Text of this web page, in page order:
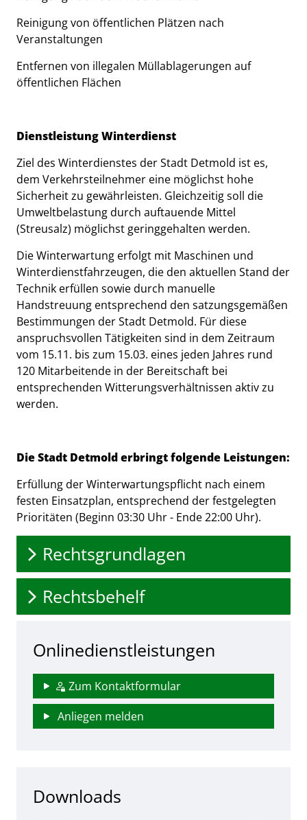
Reinigung von öffentlichen Plätzen nach
Veranstaltungen
Entfernen von illegalen Müllablagerungen auf
öffentlichen Flächen
Dienstleistung Winterdienst
Ziel des Winterdienstes der Stadt Detmold ist es,
dem Verkehrsteilnehmer eine möglichst hohe
Sicherheit zu gewährleisten. Gleichzeitig soll die
Umweltbelastung durch auftauende Mittel
(Streusalz) möglichst geringgehalten werden.
Die Winterwartung erfolgt mit Maschinen und
Winterdienstfahrzeugen, die den aktuellen Stand der
Technik erfüllen sowie durch manuelle
Handstreuung entsprechend den satzungsgemäßen
Bestimmungen der Stadt Detmold. Für diese
anspruchsvollen Tätigkeiten sind in dem Zeitraum
vom 15.11. bis zum 15.03. eines jeden Jahres rund
120 Mitarbeitende in der Bereitschaft bei
entsprechenden Witterungsverhältnissen aktiv zu
werden.
Die Stadt Detmold erbringt folgende Leistungen:
Erfüllung der Winterwartungspflicht nach einem
festen Einsatzplan, entsprechend der festgelegten
Prioritäten (Beginn 03:30 Uhr - Ende 22:00 Uhr).
Rechtsgrundlagen
Rechtsbehelf
Onlinedienstleistungen
Zum Kontaktformular
Anliegen melden
Downloads